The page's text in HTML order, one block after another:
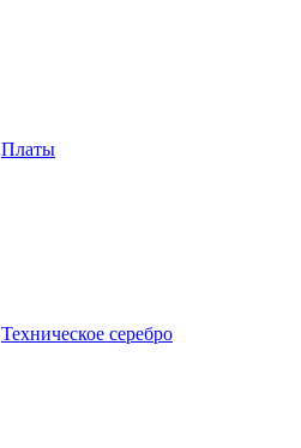
Платы
Техническое серебро